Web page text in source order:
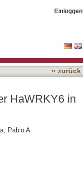
temperatureEinloggen
« zurück
HaWRKY6 in
Pablo A.